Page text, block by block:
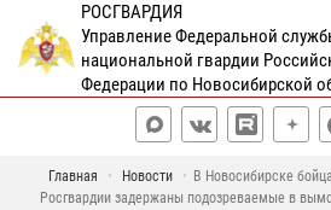
РОСГВАРДИЯ
Управление Федеральной
национальной гвардии
Федерации по Новосибирской
Главная Новости
В Новосибирске
Росгвардии задержаны подозреваемые в